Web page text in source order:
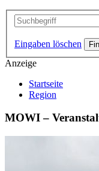
Eingaben löschen
Anzeige
Startseite
Region
MOWI –